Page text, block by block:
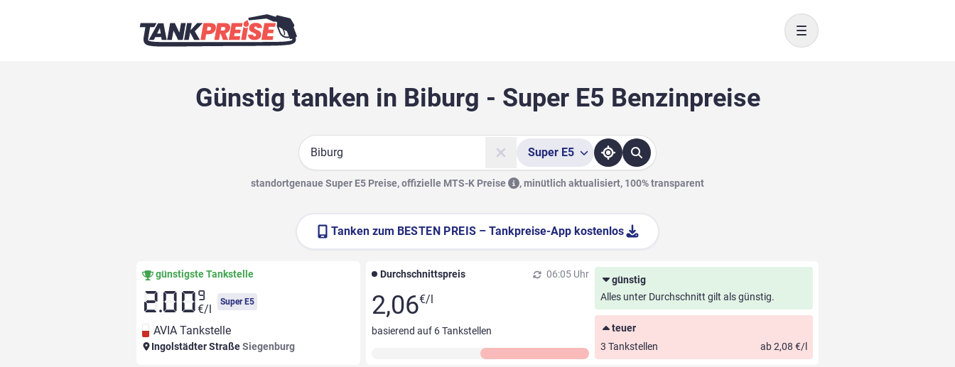
Toggle navigation
Günstig tanken in Biburg - Super E5 Benzinpreise
Suche
Super E5
standortgenaue Super E5 Preise, offizielle MTS-K Preise ,minütlich aktualisiert, 100% transparent
Tanken zum BESTEN PREIS – Tankpreise-App kostenlos
günstigste Tankstelle
2.00 9
€/l
Super E5
AVIA Tankstelle
Ingolstädter StraßeSiegenburg
Durchschnittspreis 06:05 Uhr
2,06€/l
basierend auf 6Tankstellen
günstig
Alles unter Durchschnitt gilt als günstig.
teuer
3 Tankstellen
ab 2,08 €/l